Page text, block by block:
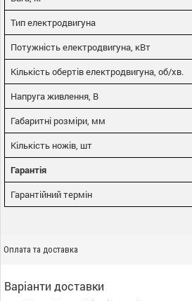
Тип електродвигуна
Потужність електродвигуна, кВт
Кількість обертів електродвигуна, об/хв.
Напруга живлення, В
Габаритні розміри, мм
Кількість ножів, шт
Гарантія
Гарантійний термін
Оплата та доставка
Варіанти доставки